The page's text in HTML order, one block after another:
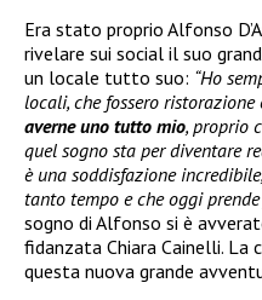
Era stato proprio Alfonso
rivelare sui social il suo
un locale tutto suo: “Ho
locali, che fossero ristorazione
averne uno tutto mio, proprio
quel sogno sta per diventare
è una soddisfazione
tanto tempo e che oggi
sogno di Alfonso si è
fidanzata Chiara Cainelli. La
questa nuova grande